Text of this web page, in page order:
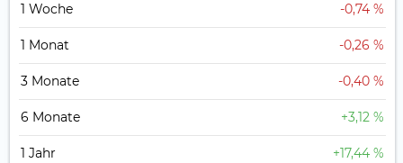
1 Woche -0,74 %
1 Monat -0,26 %
3 Monate -0,40 %
6 Monate +3,12 %
1 Jahr +17,44 %